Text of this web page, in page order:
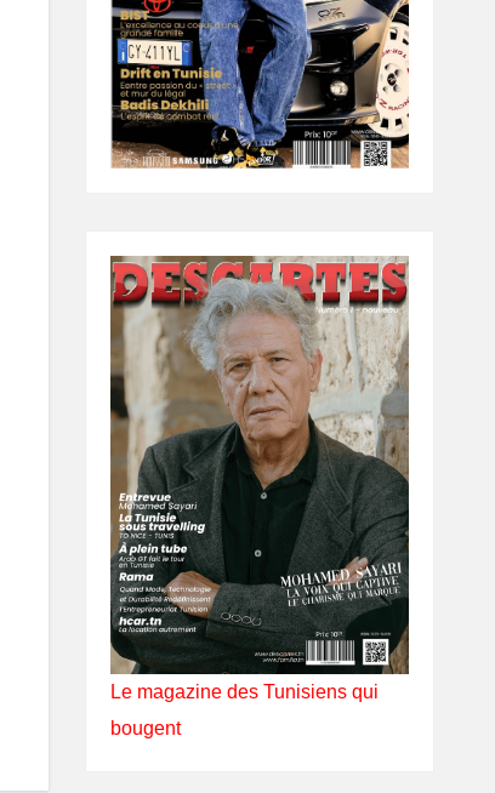
Le magazine des Tunisiens qui
bougent